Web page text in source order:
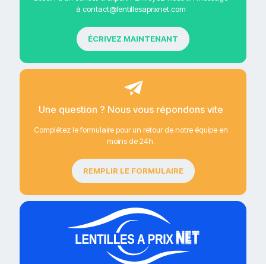
à contact@lentillesaprixnet.com
ÉCRIVEZ MAINTENANT
Une question ? Nous vous répondons vite
Complétez le formulaire pour un retour de notre équipe en
moins de 24h.
REMPLIR LE FORMULAIRE